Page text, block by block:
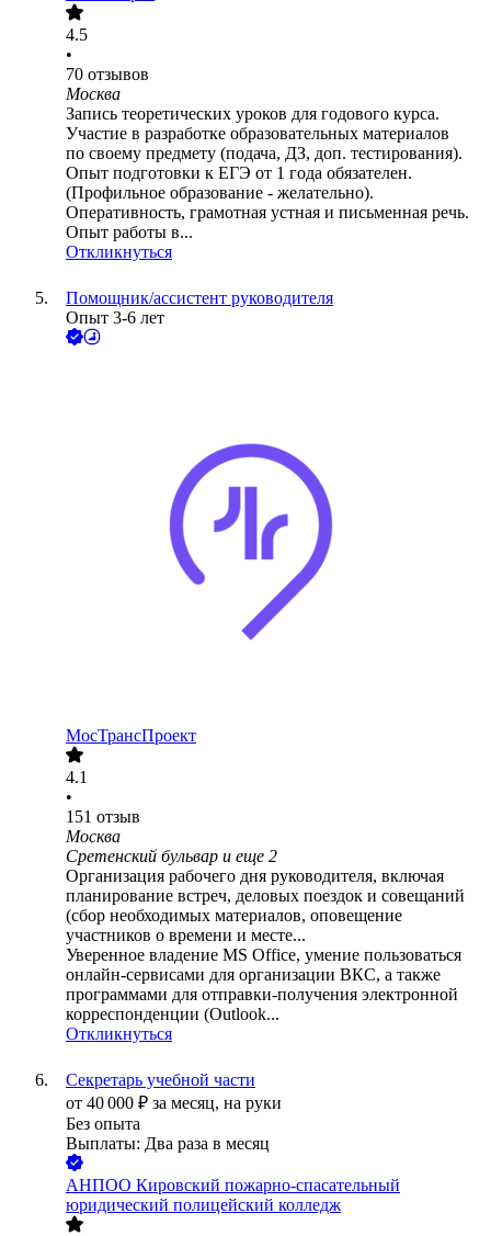
4.5
•
70 отзывов
Москва
Запись теоретических уроков для годового курса.
Участие в разработке образовательных материалов
по своему предмету (подача, ДЗ, доп. тестирования).
Опыт подготовки к ЕГЭ от 1 года обязателен.
(Профильное образование - желательно).
Оперативность, грамотная устная и письменная речь.
Опыт работы в...
Откликнуться
Помощник/ассистент руководителя
Опыт 3-6 лет
МосТрансПроект
4.1
•
151 отзыв
Москва
Сретенский бульвар и еще 2
Организация рабочего дня руководителя, включая
планирование встреч, деловых поездок и совещаний
(сбор необходимых материалов, оповещение
участников о времени и месте...
Уверенное владение MS Office, умение пользоваться
онлайн-сервисами для организации ВКС, а также
программами для отправки-получения электронной
корреспонденции (Outlook...
Откликнуться
Секретарь учебной части
от 40 000 ₽ за месяц, на руки
Без опыта
Выплаты: Два раза в месяц
АНПОО Кировский пожарно-спасательный
юридический полицейский колледж